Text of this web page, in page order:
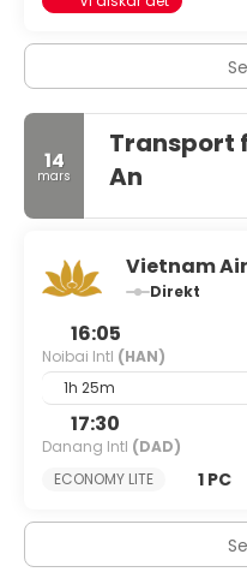
14
mars
Transport
An
Vietnam
Direkt
16:05
Noibai Intl (HAN)
1h 25m
17:30
Danang Intl (DAD)
ECONOMY LITE
1 PC